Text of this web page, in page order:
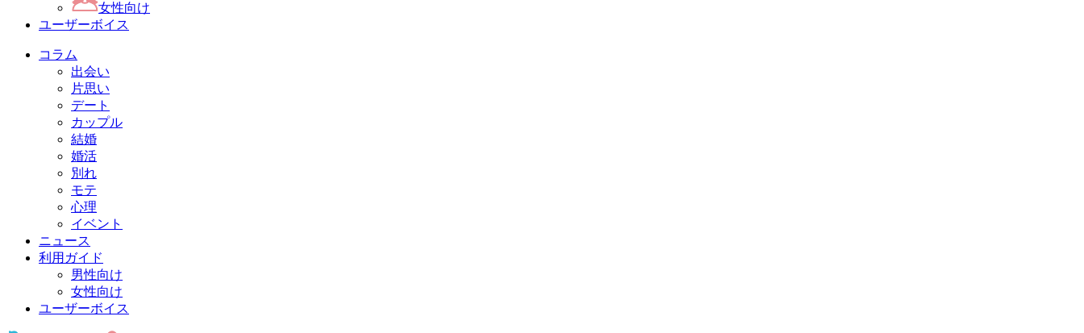
女性向け
ユーザーボイス
コラム
出会い
片思い
デート
カップル
結婚
婚活
別れ
モテ
心理
イベント
ニュース
利用ガイド
男性向け
女性向け
ユーザーボイス